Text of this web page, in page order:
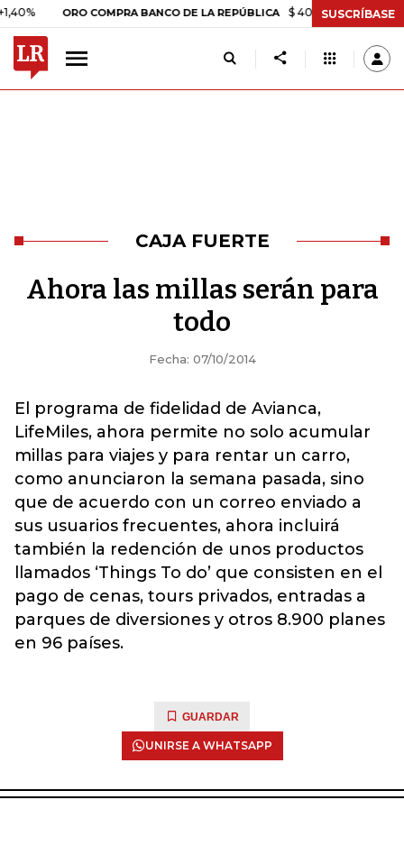
ORO COMPRA BANCO DE LA REPÚBLICA $ 408.498,97 +$ 8.753,81
SUSCRÍBASE
CAJA FUERTE
Ahora las millas serán para
todo
Fecha: 07/10/2014
El programa de fidelidad de Avianca,
LifeMiles, ahora permite no solo acumular
millas para viajes y para rentar un carro,
como anunciaron la semana pasada, sino
que de acuerdo con un correo enviado a
sus usuarios frecuentes, ahora incluirá
también la redención de unos productos
llamados ‘Things To do’ que consisten en el
pago de cenas, tours privados, entradas a
parques de diversiones y otros 8.900 planes
en 96 países.
GUARDAR
UNIRSE A WHATSAPP